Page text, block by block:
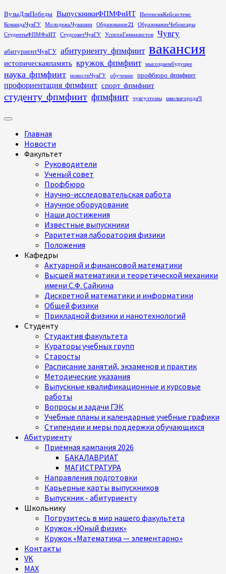
Перейти
к
содержимому
ВузыДляПобеды ВыпускникиФПМФиИТ
ИнтенсивКейсистемс
КомандаЧувГУ
МолодежьЧувашии Образование21
ОбразованиеЧебоксары
СтудентыФПМФиИТ
СтудсоветЧувГУ УспехиГимназистов Чувгу
абитуриентЧувГУ абитуриенту_фпмфиит вакансия
историческаяпамять кружок_фпмфиит мысоздаембудущее
наука_фпмфиит новостиЧувГУ обучение профбюро_фпмфиит
профориентация_фпмфиит спорт_фпмфиит
студенту_фпмфиит фпмфиит чувгуэтомы школыгородаЧ
Основное
Главная
Новости
Факультет
Руководители
Ученый совет
Профбюро
Научно-исследовательская работа
Научное оборудование
Наши достижения
Известные выпускники
Раритетная лаборатория физики
Положения
Кафедры
Актуарной и финансовой математики
Высшей математики и теоретической механики
имени С.Ф. Сайкина
Дискретной математики и информатики
Общей физики
Прикладной физики и нанотехнологий
Студенту
Студактив факультета
Кураторы учебных групп
Старосты
Расписание занятий, экзаменов и практик
Методические указания
Выпускные квалификационные и курсовые
работы
Вопросы и задачи ГЭК
Учебные планы и календарные учебные графики
Стипендии и меры поддержки обучающихся
Абитуриенту
Приёмная кампания 2026
БАКАЛАВРИАТ
МАГИСТРАТУРА
Направления подготовки
Карьерные карты выпускников
Выпускник - абитуриенту
Школьнику
Погрузитесь в мир нашего факультета
Кружок «Юный физик»
Кружок «Математика — элементарно»
Контакты
VK
MAX